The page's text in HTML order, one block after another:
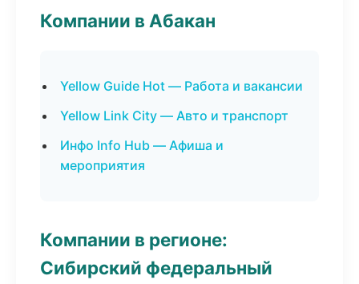
Компании в Абакан
Yellow Guide Hot — Работа и вакансии
Yellow Link City — Авто и транспорт
Инфо Info Hub — Афиша и
мероприятия
Компании в регионе:
Сибирский федеральный